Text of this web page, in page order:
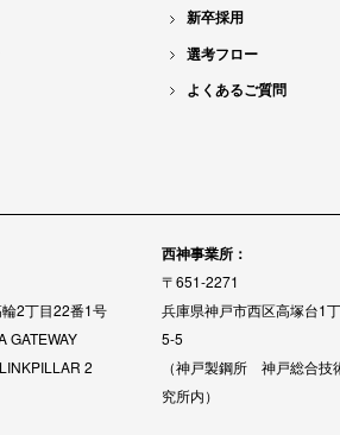
新卒採用
選考フロー
よくあるご質問
2丁目22番1号
GATEWAY
2
西神事業所：
〒651-2271
兵庫県神戸市西区高塚台1
5-5
（神戸製鋼所 神戸総合技
究所内）